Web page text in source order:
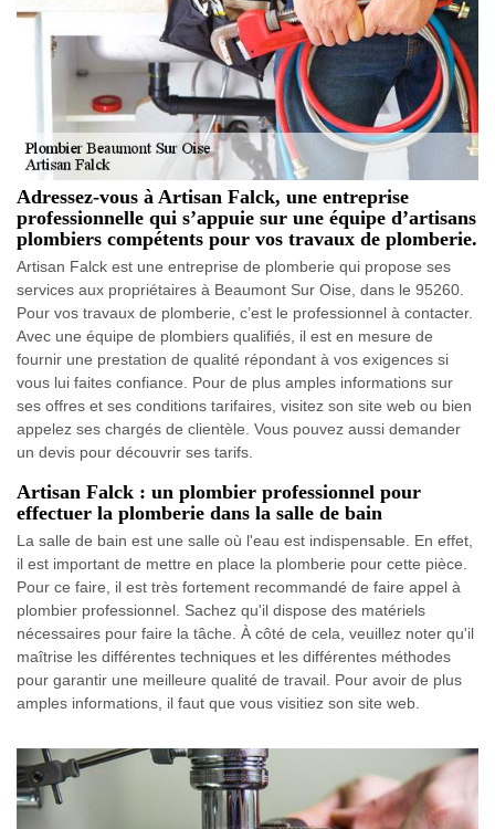
Adressez-vous à Artisan Falck, une entreprise
professionnelle qui s’appuie sur une équipe d’artisans
plombiers compétents pour vos travaux de plomberie.
Artisan Falck est une entreprise de plomberie qui propose ses
services aux propriétaires à Beaumont Sur Oise, dans le 95260.
Pour vos travaux de plomberie, c’est le professionnel à contacter.
Avec une équipe de plombiers qualifiés, il est en mesure de
fournir une prestation de qualité répondant à vos exigences si
vous lui faites confiance. Pour de plus amples informations sur
ses offres et ses conditions tarifaires, visitez son site web ou bien
appelez ses chargés de clientèle. Vous pouvez aussi demander
un devis pour découvrir ses tarifs.
Artisan Falck : un plombier professionnel pour
effectuer la plomberie dans la salle de bain
La salle de bain est une salle où l'eau est indispensable. En effet,
il est important de mettre en place la plomberie pour cette pièce.
Pour ce faire, il est très fortement recommandé de faire appel à
plombier professionnel. Sachez qu'il dispose des matériels
nécessaires pour faire la tâche. À côté de cela, veuillez noter qu'il
maîtrise les différentes techniques et les différentes méthodes
pour garantir une meilleure qualité de travail. Pour avoir de plus
amples informations, il faut que vous visitiez son site web.